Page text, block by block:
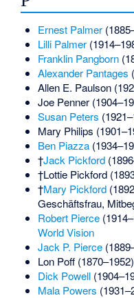
Ernest Palmer
Lilli Palmer
Franklin Pangborn
Alexander Pantages
Allen E. Paulson
Joe Penner
Susan Peters
Mary Philips
Ben Piazza
†Jack Pickford
†Lottie Pickford
†Mary Pickford
Geschäftsfrau,
Robert Pierce
World Vision
Jack P. Pierce
Lon Poff
Dick Powell
Mala Powers